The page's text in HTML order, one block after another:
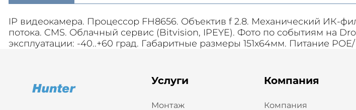
IP видеокамера. Процессор FH8656. Объектив f 2.8. Механический ИК-
потока. CMS. Облачный сервис (Bitvision, IPEYE). Фото по событиям на
эксплуатации: -40..+60 град. Габаритные размеры 151x64мм. Питание POE/
Услуги
Монтаж
Компания
Компания